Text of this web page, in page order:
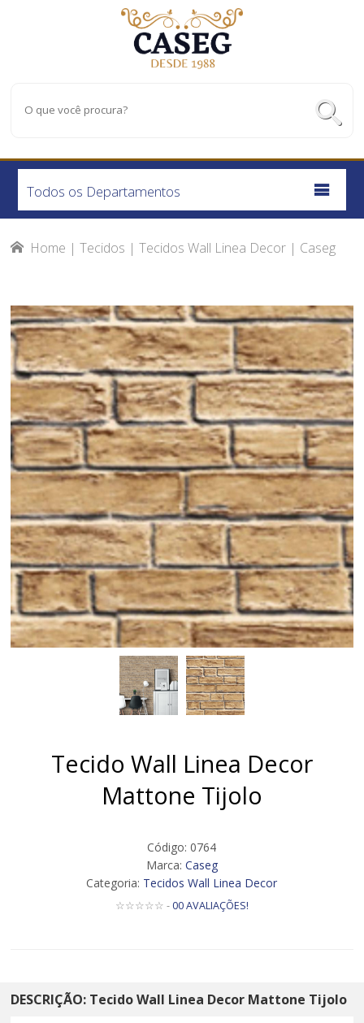
Todos os Departamentos
Home |Tecidos |Tecidos Wall Linea Decor | Caseg
Tecido Wall Linea Decor
Mattone Tijolo
Código: 0764
Marca: Caseg
Categoria: Tecidos Wall Linea Decor
☆☆☆☆☆ -00 AVALIAÇÕES!
DESCRIÇÃO: Tecido Wall Linea Decor Mattone Tijolo